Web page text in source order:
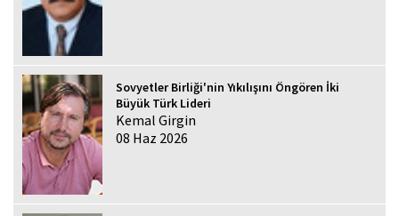
Sovyetler Birliği'nin Yıkılışını Öngören İki
Büyük Türk Lideri
Kemal Girgin
08 Haz 2026